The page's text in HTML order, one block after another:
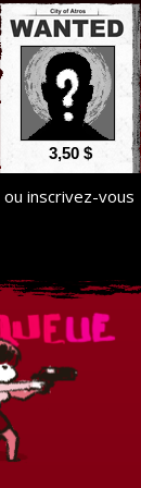
3,50 $
ou inscrivez-vous